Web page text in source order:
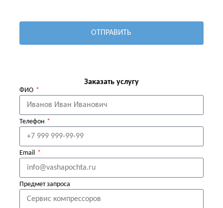
ОТПРАВИТЬ
Заказать услугу
ФИО
Телефон
Email
Предмет запроса